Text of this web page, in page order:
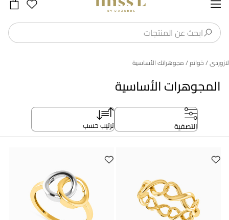
المجوهرات الأساسية
لازوردى/ خواتم/ مجوهراتك الأساسية
التصفية ترتيب حسب